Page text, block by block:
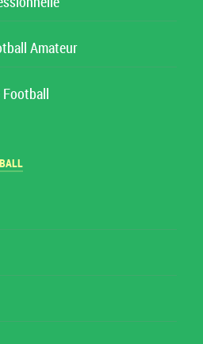
Amateur